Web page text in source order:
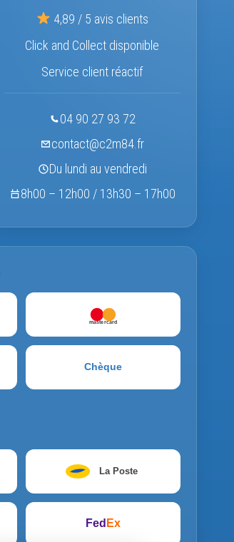
4,89 / 5 avis clients
Click and Collect disponible
Service client réactif
04 90 27 93 72
contact@c2m84.fr
Du lundi au vendredi
8h00 – 12h00 / 13h30 – 17h00
mastercard
Chèque
La Poste
Fed Ex